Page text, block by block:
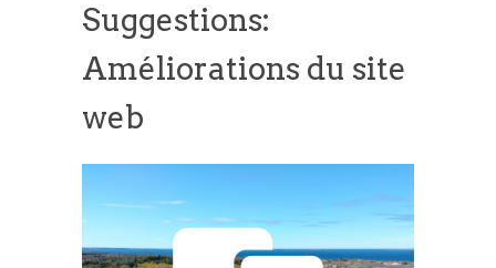
Suggestions:
Améliorations du site
web